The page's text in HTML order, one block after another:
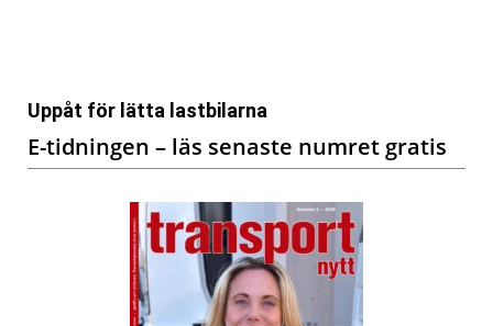
Uppåt för lätta lastbilarna
E-tidningen – läs senaste numret gratis